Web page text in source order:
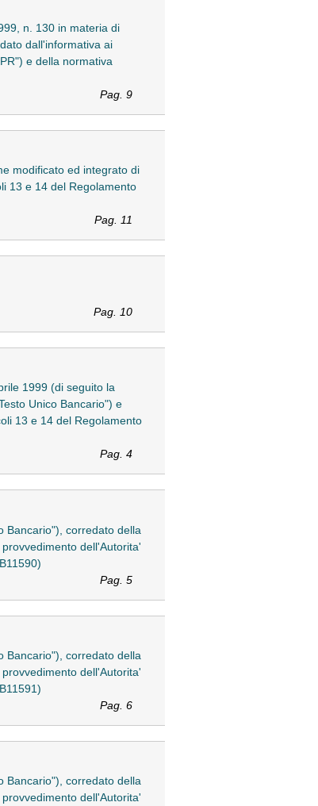
n. 130 in materia di
dall'informativa ai
e della normativa
Pag. 9
modificato ed integrato di
13 e 14 del Regolamento
Pag. 11
Pag. 10
1999 (di seguito la
Unico Bancario") e
13 e 14 del Regolamento
Pag. 4
Bancario"), corredato della
dell'Autorita'
Pag. 5
Bancario"), corredato della
dell'Autorita'
Pag. 6
Bancario"), corredato della
dell'Autorita'